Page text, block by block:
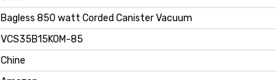
Bagless 850 watt Corded Canister Vacuum
VCS35B15KOM-85
Chine